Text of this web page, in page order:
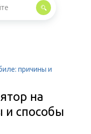
причины и
на
и способы